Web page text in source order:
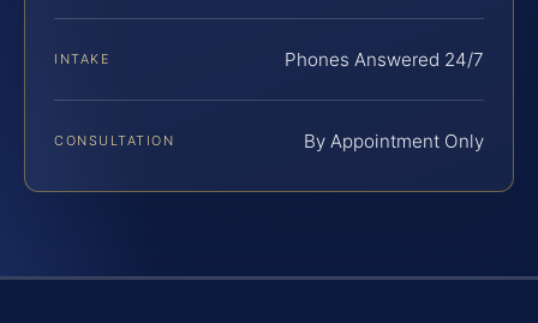
INTAKE Phones Answered 24/7
CONSULTATION By Appointment Only